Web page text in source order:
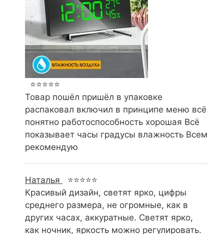
⭐⭐⭐⭐⭐
Товар пошёл пришёл в упаковке
распаковал включил в принципе меню всё
понятно работоспособность хорошая Всё
показывает часы градусы влажность Всем
рекомендую
Наталья
⭐⭐⭐⭐⭐
Красивый дизайн, светят ярко, цифры
среднего размера, не огромные, как в
других часах, аккуратные. Светят ярко,
как ночник, яркость можно регулировать.